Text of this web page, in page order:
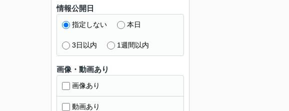
情報公開日
指定しない 本日
3日以内 1週間以内
画像・動画あり
画像あり
動画あり